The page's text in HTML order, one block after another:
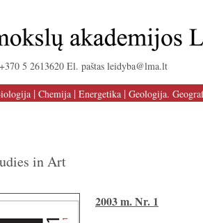
5 2613620 El. paštas leidyba@lma.lt
| Chemija | Energetika | Geologija.
in Art
2003 m. Nr. 1